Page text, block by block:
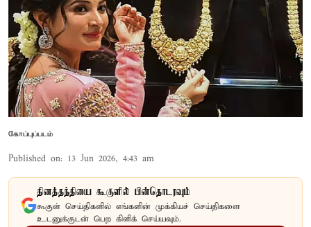
கோப்புப்படம்
Published on: 13 Jun 2026, 4:43 am
தினத்தந்தியை கூகுளில் பின்தொடரவும்
கூகுள் செய்திகளில் எங்களின் முக்கியச் செய்திகளை
உடனுக்குடன் பெற கிளிக் செய்யவும்.